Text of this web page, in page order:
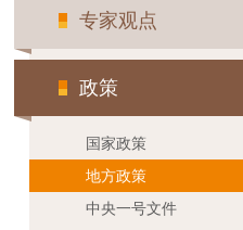
专家观点
政策
国家政策
地方政策
中央一号文件